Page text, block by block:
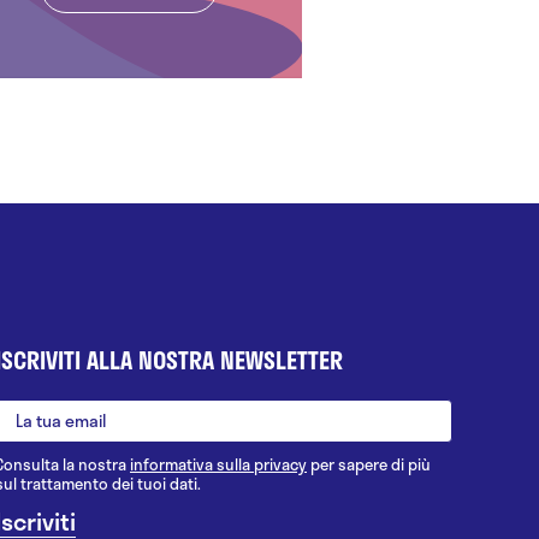
ALLA NOSTRA NEWSLETTER
la nostrainformativa sulla privacy per sapere di più
trattamento dei tuoi dati.